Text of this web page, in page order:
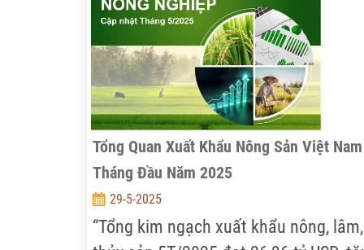
60,37% mục tiêu cả năm. Cà phê, thủy
sản, cao su và điều là các ngành hàng
dẫn dắt tăng trưởng, song vẫn còn
thách thức về giá gạo, logistics và rào
cản kỹ thuật từ các thị trường quốc tế.
Tổng Quan Xuất Khẩu Nông Sản Việt
Tháng Đầu Năm 2025
29-5-2025
“Tổng kim ngạch xuất khẩu nông, lâm,